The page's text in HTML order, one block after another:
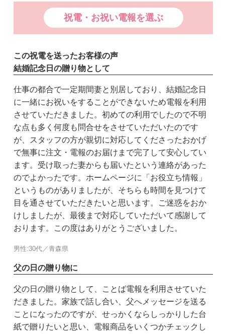
祝電・お祝い電報を選ぶ
この祝電を送ったお客様の声
結婚記念日の贈り物として
仕事の都合で一定期間妻と別居しており、結婚記念日
に一緒にお祝いをすることができないため電報を利用
させていただきました。初めての利用でしたので不明
な点も多く何度も問合せをさせていただいたのです
が、スタッフの方が親切に対応してくださったおかげ
で無事に注文・電報のお届けまで完了して安心してい
ます。受け取った妻からも届いたという連絡があった
のでよかったです。ホームページに「お役立ち情報」
というものがありましたが、そちらも時間を見つけて
目を通させていただきたいと思います。ご迷惑をおか
けしましたが、最後まで対応していただいて感謝して
おります。この度はありがとうございました。
男性:30代／青森県
父の日の贈り物に
父の日の贈り物として、ことば電報を利用させていた
だきました。家族で話し合い、父へメッセージを送る
ことになったのですが、せっかくならしっかりした台
紙で贈りたいと思い、電報商品をいくつかチェックし